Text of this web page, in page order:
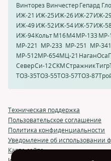
Винторез ВинчестерГепард
ИЖ-21 ИЖ-25ИЖ-26ИЖ-27ИЖ-
ИЖ-49ИЖ-52ИЖ-54ИЖ-57ИЖ-
ИЖ-94КольтМ16М4МР-133 МР-
МР-221 МР-233 МР-251 МР-
МР-512МР-654МЦ-21 НаганОса
СеверСи-12СКМСтражникТигр
ТОЗ-35ТОЗ-55ТОЗ-57ТОЗ-87
Техническая поддержка
Пользовательское соглашение
Политика конфиденциальности
Уведомление об использовании
Карта сайта